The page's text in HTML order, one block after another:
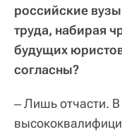
российские
труда, набирая
будущих
согласны?
‒ Лишь отчасти. В